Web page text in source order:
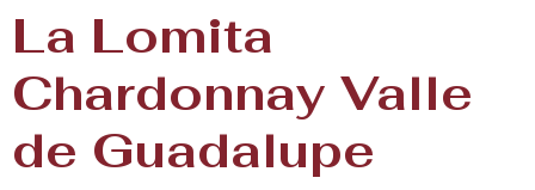
La Lomita
Chardonnay Valle
de Guadalupe